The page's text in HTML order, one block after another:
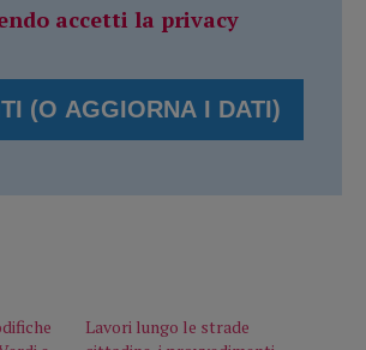
accetti la privacy
Lavori lungo le strade